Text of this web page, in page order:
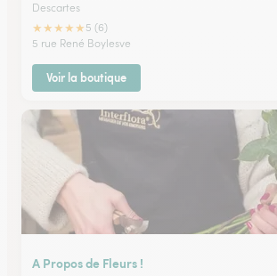
Descartes
★★★★★ 5 (6)
5 rue René Boylesve
Voir la boutique
A Propos de Fleurs !